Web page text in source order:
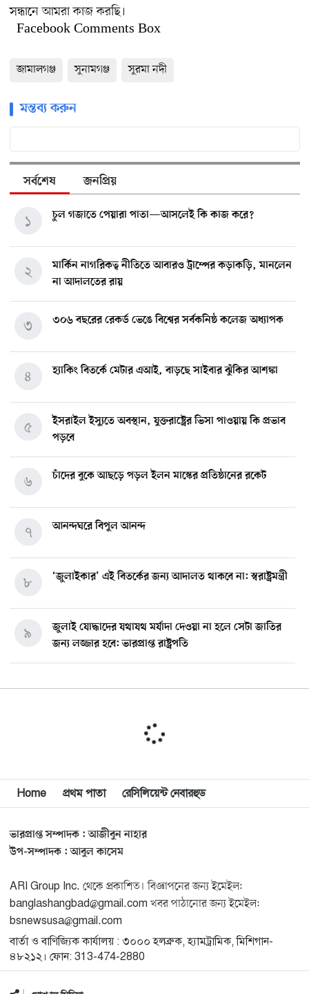
সন্ধানে আমরা কাজ করছি।
Facebook Comments Box
জামালগঞ্জ সুনামগঞ্জ সুরমা নদী
মন্তব্য করুন
সর্বশেষ জনপ্রিয়
চুল গজাতে পেয়ারা পাতা—আসলেই কি কাজ করে?
১
মার্কিন নাগরিকত্ব নীতিতে আবারও ট্রাম্পের কড়াকড়ি, মানলেন
না আদালতের রায়
২
৩০৬ বছরের রেকর্ড ভেঙে বিশ্বের সর্বকনিষ্ঠ কলেজ অধ্যাপক
৩
হ্যাকিং বিতর্কে মেটার এআই, বাড়ছে সাইবার ঝুঁকির আশঙ্কা
৪
ইসরাইল ইস্যুতে অবস্থান, যুক্তরাষ্ট্রের ভিসা পাওয়ায় কি প্রভাব
পড়বে
৫
চাঁদের বুকে আছড়ে পড়ল ইলন মাস্কের প্রতিষ্ঠানের রকেট
৬
আনন্দঘরে বিপুল আনন্দ
৭
‘জুলাইকার’ এই বিতর্কের জন্য আদালত থাকবে না: স্বরাষ্ট্রমন্ত্রী
৮
জুলাই যোদ্ধাদের যথাযথ মর্যাদা দেওয়া না হলে সেটা জাতির
জন্য লজ্জার হবে: ভারপ্রাপ্ত রাষ্ট্রপতি
৯
১০
মিশিগানে দক্ষিণ সুরমা ওয়েলফেয়ার অ্যাসোসিয়েশনের
বিশ্বজুড়ে কূটনৈতিক পুনর্বিন্যাস, ৫ অঞ্চলে মিশন বন্ধ করছে
যুক্তরাষ্ট্র
১২
মিশিগানে ফ্রেন্ডস এন্ড ফ্যামিলির বনভোজনে প্রাণের উচ্ছ্বাস
১৩
মিশিগানে ডেমোক্র্যাটদের প্রাইমারিতে আল-সাইয়েদকে হারাতে
কেন এত মরিয়া ইসারায়েলি লবি এআইপ্যাক
১৪
মুনা দাওয়াহ কনফারেন্স ২০২৬ সম্পর্কে প্রেস ব্রিফিং
১৫
Home প্রথম পাতা রেসিলিয়েন্ট নেবারহুড
ভারপ্রাপ্ত সম্পাদক : আজীবুন নাহার
উপ-সম্পাদক : আবুল কাসেম
ARI Group Inc. থেকে প্রকাশিত। বিজ্ঞাপনের জন্য ইমেইল:
banglashangbad@gmail.com খবর পাঠানোর জন্য ইমেইল:
bsnewsusa@gmail.com
বার্তা ও বাণিজ্যিক কার্যালয় : ৩০০০ হলব্রুক, হ্যামট্রামিক, মিশিগান-
৪৮২১২। ফোন: 313-474-2880